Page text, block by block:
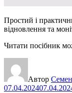
Простий і
відновлення та
Читати посібник
Автор
07.04.2024